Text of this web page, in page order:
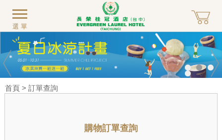
選單
首頁 > 訂單查詢
購物訂單查詢